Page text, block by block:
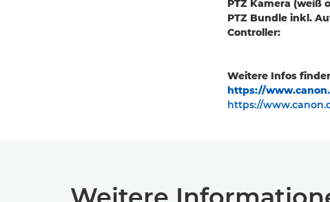
PTZ Kamera (weiß
PTZ Bundle inkl.
Controller:
Weitere Infos
https://
https://